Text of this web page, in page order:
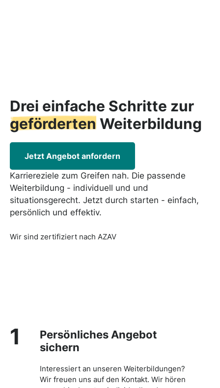
Drei einfache Schritte zur
geförderten Weiterbildung
Jetzt Angebot anfordern
Karriereziele zum Greifen nah. Die passende
Weiterbildung - individuell und und
situationsgerecht. Jetzt durch starten - einfach,
persönlich und effektiv.
Wir sind zertifiziert nach AZAV
1
Persönliches Angebot
sichern
Interessiert an unseren Weiterbildungen?
Wir freuen uns auf den Kontakt. Wir hören